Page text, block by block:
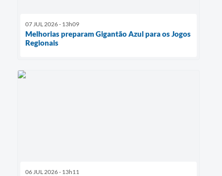
07 JUL 2026 - 13h09
Melhorias preparam Gigantão Azul para os Jogos
Regionais
06 JUL 2026 - 13h11